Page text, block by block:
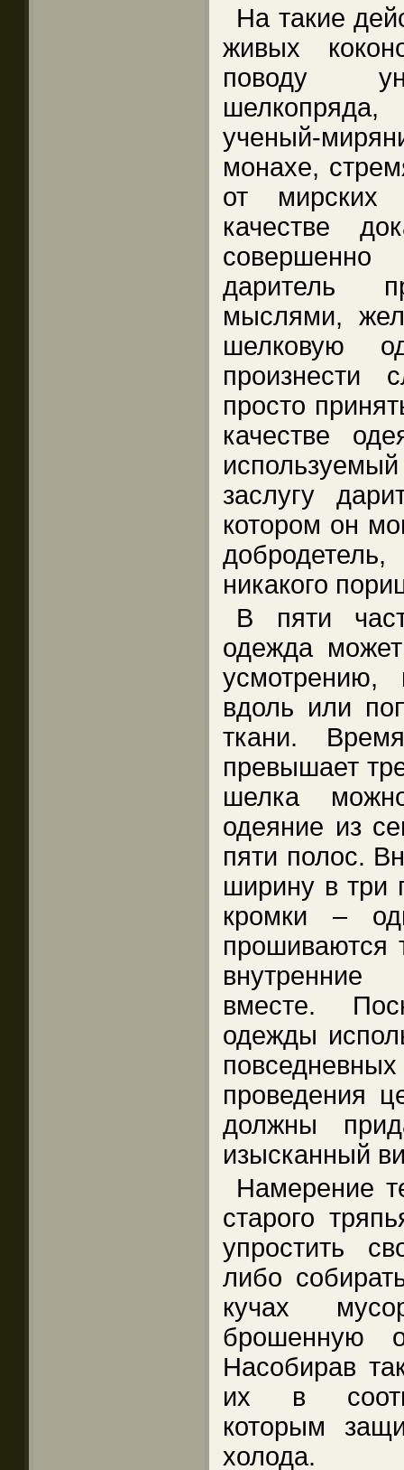
На такие
живых
поводу
ученый-
монахе,
от мирских
качестве
даритель
мыслями,
шелковую
произнести
просто
качестве
заслугу
котором он
никакого
В пяти
одежда
вдоль или
ткани.
превышает
шелка
одеяние из
пяти полос.
ширину в три
кромки –
прошиваются
вместе.
одежды
проведения
должны
изысканный
Намерение
старого
упростить
либо
кучах
брошенную
Насобирав
их в
которым
холода.